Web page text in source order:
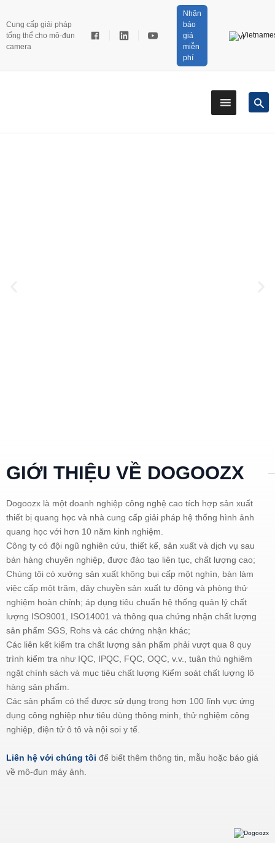
Cung cấp giải pháp
tổng thể cho mô-đun
camera
Nhận
báo
giá
miễn
phí
GIỚI THIỆU VỀ DOGOOZX
Dogoozx là một doanh nghiệp công nghệ cao tích hợp sản xuất
thiết bị quang học và nhà cung cấp giải pháp hệ thống hình ảnh
quang học với hơn 10 năm kinh nghiệm.
Công ty có đội ngũ nghiên cứu, thiết kế, sản xuất và dịch vụ sau
bán hàng chuyên nghiệp, được đào tạo liên tục, chất lượng cao;
Chúng tôi có xưởng sản xuất không bụi cấp một nghìn, bàn làm
việc cấp một trăm, dây chuyền sản xuất tự động và phòng thử
nghiệm hoàn chỉnh; áp dụng tiêu chuẩn hệ thống quản lý chất
lượng ISO9001, ISO14001 và thông qua chứng nhận chất lượng
sản phẩm SGS, Rohs và các chứng nhận khác;
Các liên kết kiểm tra chất lượng sản phẩm phải vượt qua 8 quy
trình kiểm tra như IQC, IPQC, FQC, OQC, v.v., tuân thủ nghiêm
ngặt chính sách và mục tiêu chất lượng Kiểm soát chất lượng lô
hàng sản phẩm.
Các sản phẩm có thể được sử dụng trong hơn 100 lĩnh vực ứng
dụng công nghiệp như tiêu dùng thông minh, thử nghiệm công
nghiệp, điện tử ô tô và nội soi y tế.
Liên hệ với chúng tôi để biết thêm thông tin, mẫu hoặc báo giá
về mô-đun máy ảnh.